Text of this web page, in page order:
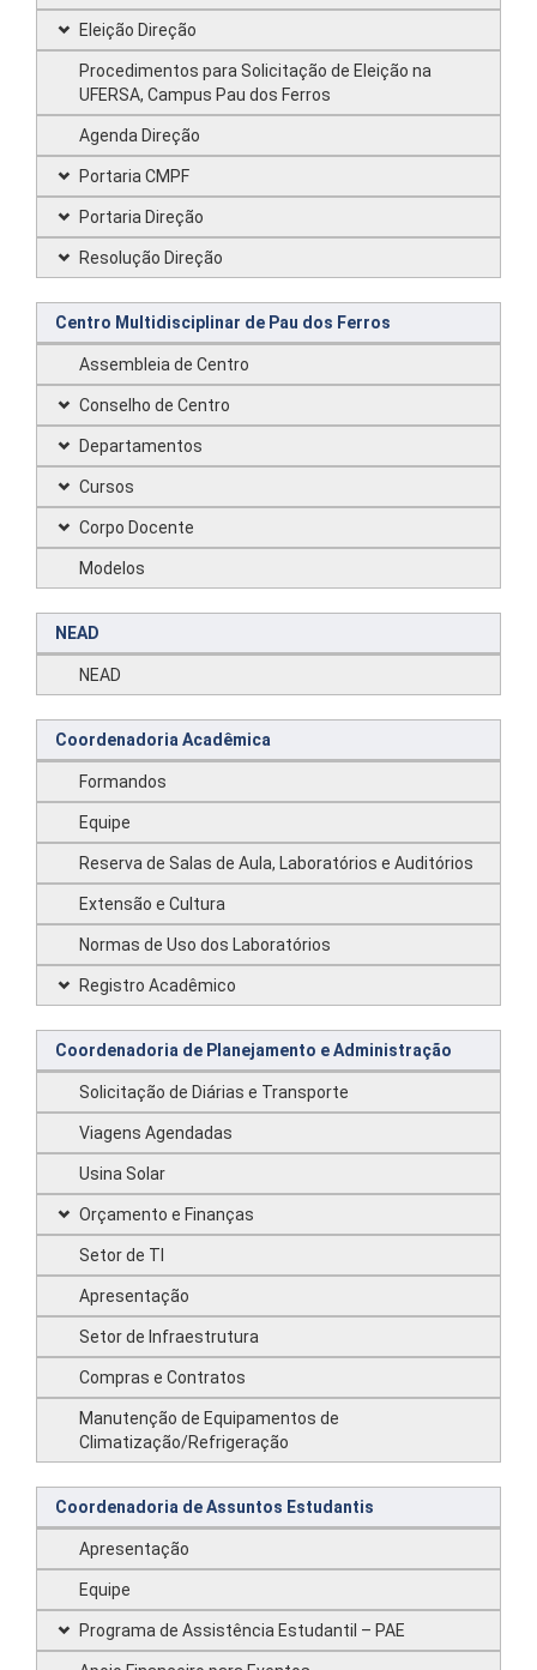
Eleição Direção
Procedimentos para Solicitação de Eleição na
UFERSA, Campus Pau dos Ferros
Agenda Direção
Portaria CMPF
Portaria Direção
Resolução Direção
Centro Multidisciplinar de Pau dos Ferros
Assembleia de Centro
Conselho de Centro
Departamentos
Cursos
Corpo Docente
Modelos
NEAD
NEAD
Coordenadoria Acadêmica
Formandos
Equipe
Reserva de Salas de Aula, Laboratórios e Auditórios
Extensão e Cultura
Normas de Uso dos Laboratórios
Registro Acadêmico
Coordenadoria de Planejamento e Administração
Solicitação de Diárias e Transporte
Viagens Agendadas
Usina Solar
Orçamento e Finanças
Setor de TI
Apresentação
Setor de Infraestrutura
Compras e Contratos
Manutenção de Equipamentos de
Climatização/Refrigeração
Coordenadoria de Assuntos Estudantis
Apresentação
Equipe
Programa de Assistência Estudantil – PAE